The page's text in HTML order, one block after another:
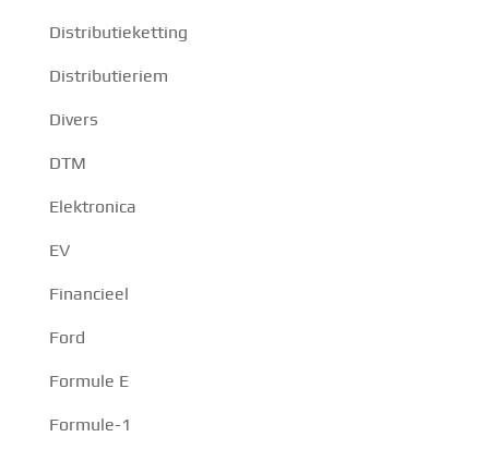
Distributieketting
Distributieriem
Divers
DTM
Elektronica
EV
Financieel
Ford
Formule E
Formule-1